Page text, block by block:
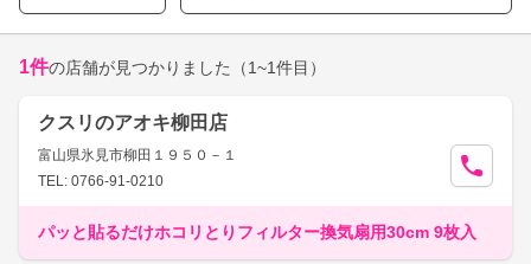
1件の店舗が見つかりました （1~1件目）
クスリのアオキ柳田店
富山県氷見市柳田１９５０－１
TEL: 0766-91-0210
パッと貼るだけホコリとりフィルター換気扇用30cm 9枚入